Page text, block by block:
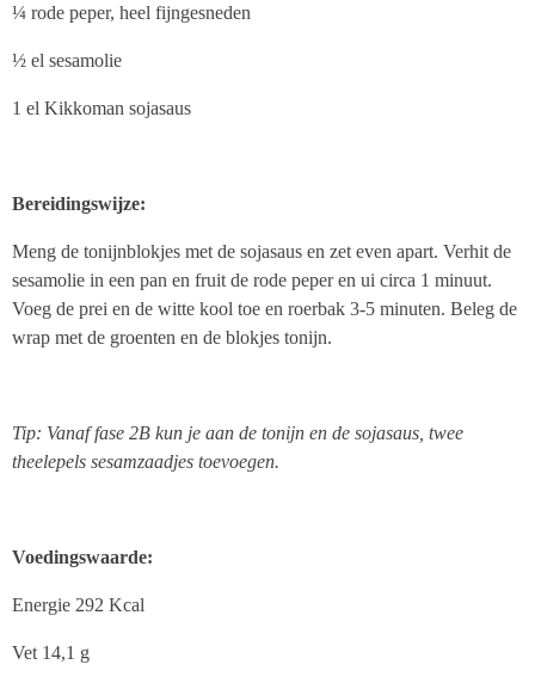
¼ rode peper, heel fijngesneden
½ el sesamolie
1 el Kikkoman sojasaus
Bereidingswijze:
Meng de tonijnblokjes met de sojasaus en zet even apart. Verhit de
sesamolie in een pan en fruit de rode peper en ui circa 1 minuut.
Voeg de prei en de witte kool toe en roerbak 3-5 minuten. Beleg de
wrap met de groenten en de blokjes tonijn.
Tip: Vanaf fase 2B kun je aan de tonijn en de sojasaus, twee
theelepels sesamzaadjes toevoegen.
Voedingswaarde:
Energie 292 Kcal
Vet 14,1 g